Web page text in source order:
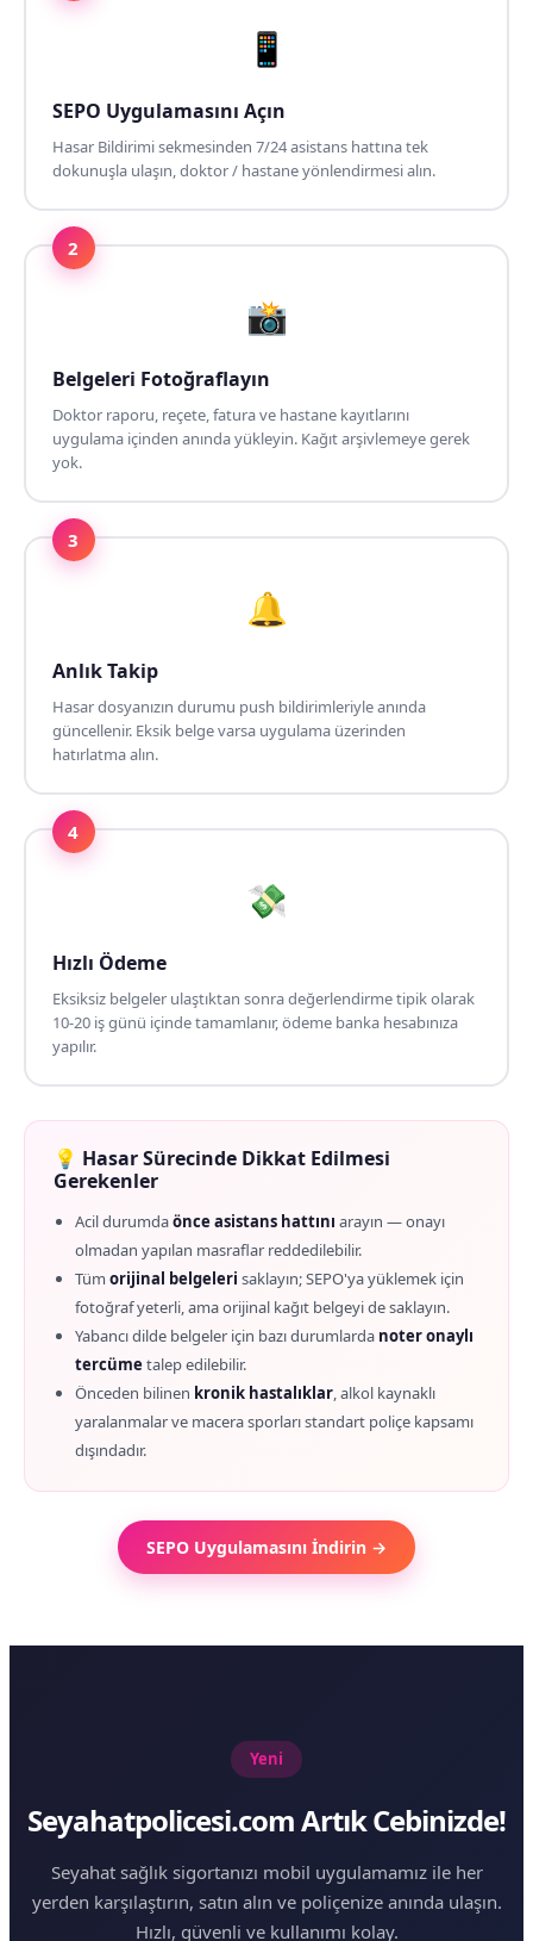
📱
SEPO Uygulamasını Açın
Hasar Bildirimi sekmesinden 7/24 asistans hattına tek
dokunuşla ulaşın, doktor / hastane yönlendirmesi alın.
2
📸
Belgeleri Fotoğraflayın
Doktor raporu, reçete, fatura ve hastane kayıtlarını
uygulama içinden anında yükleyin. Kağıt arşivlemeye gerek
yok.
3
🔔
Anlık Takip
Hasar dosyanızın durumu push bildirimleriyle anında
güncellenir. Eksik belge varsa uygulama üzerinden
hatırlatma alın.
4
💸
Hızlı Ödeme
Eksiksiz belgeler ulaştıktan sonra değerlendirme tipik olarak
10-20 iş günü içinde tamamlanır, ödeme banka hesabınıza
yapılır.
💡 Hasar Sürecinde Dikkat Edilmesi
Gerekenler
Acil durumdaönce asistans hattını arayın — onayı
olmadan yapılan masraflar reddedilebilir.
Tüm orijinal belgeleri saklayın; SEPO'ya yüklemek için
fotoğraf yeterli, ama orijinal kağıt belgeyi de saklayın.
Yabancı dilde belgeler için bazı durumlarda noter onaylı
tercüme talep edilebilir.
Önceden bilinen kronik hastalıklar , alkol kaynaklı
yaralanmalar ve macera sporları standart poliçe kapsamı
dışındadır.
SEPO Uygulamasını İndirin →
Yeni
Seyahatpolicesi.com Artık Cebinizde!
Seyahat sağlık sigortanızı mobil uygulamamız ile her
yerden karşılaştırın, satın alın ve poliçenize anında ulaşın.
Hızlı, güvenli ve kullanımı kolay.